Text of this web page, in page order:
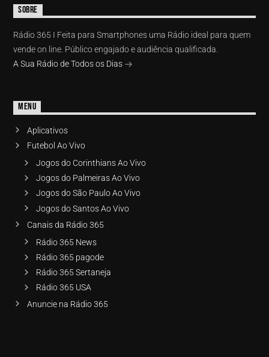
SOBRE
Rádio 365 I Feita para Smartphones uma Rádio ideal para quem
vende on line. Público engajado e audiência qualificada.
A Sua Rádio de Todos os Dias
MENU
Aplicativos
Futebol Ao Vivo
Jogos do Corinthians Ao Vivo
Jogos do Palmeiras Ao Vivo
Jogos do São Paulo Ao Vivo
Jogos do Santos Ao Vivo
Canais da Rádio 365
Rádio 365 News
Rádio 365 pagode
Rádio 365 Sertaneja
Rádio 365 USA
Anuncie na Rádio 365